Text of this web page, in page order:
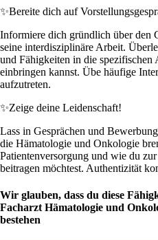
✨Bereite dich auf
Informiere dich gründlich über den
seine interdisziplinäre Arbeit.
und Fähigkeiten in die spezifischen
einbringen kannst. Übe häufige
aufzutreten.
✨Zeige deine Leidenschaft!
Lass in Gesprächen und
die Hämatologie und Onkologie
Patientenversorgung und wie du
beitragen möchtest. Authentizität
Wir glauben, dass du diese
Facharzt Hämatologie und
bestehen